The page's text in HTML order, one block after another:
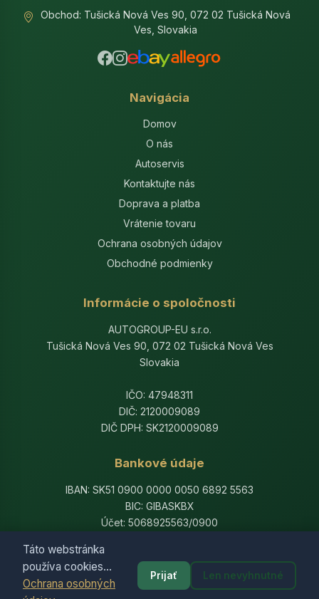
Táto webstránka
používa cookies...
Ochrana osobných
Prijať Len nevyhnutné
Obchod: Tušická Nová Ves 90, 072 02 Tušická Nová
Ves, Slovakia
Navigácia
Domov
O nás
Autoservis
Kontaktujte nás
Doprava a platba
Vrátenie tovaru
Ochrana osobných údajov
Obchodné podmienky
Informácie o spoločnosti
AUTOGROUP-EU s.r.o.
Tušická Nová Ves 90, 072 02 Tušická Nová Ves
Slovakia
IČO: 47948311
DIČ: 2120009089
DIČ DPH: SK2120009089
Bankové údaje
IBAN: SK51 0900 0000 0050 6892 5563
BIC: GIBASKBX
Účet: 5068925563/0900